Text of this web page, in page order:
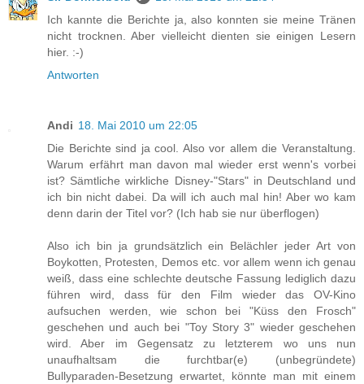
Ich kannte die Berichte ja, also konnten sie meine Tränen
nicht trocknen. Aber vielleicht dienten sie einigen Lesern
hier. :-)
Antworten
Andi 18. Mai 2010 um 22:05
Die Berichte sind ja cool. Also vor allem die Veranstaltung.
Warum erfährt man davon mal wieder erst wenn's vorbei
ist? Sämtliche wirkliche Disney-"Stars" in Deutschland und
ich bin nicht dabei. Da will ich auch mal hin! Aber wo kam
denn darin der Titel vor? (Ich hab sie nur überflogen)
Also ich bin ja grundsätzlich ein Belächler jeder Art von
Boykotten, Protesten, Demos etc. vor allem wenn ich genau
weiß, dass eine schlechte deutsche Fassung lediglich dazu
führen wird, dass für den Film wieder das OV-Kino
aufsuchen werden, wie schon bei "Küss den Frosch"
geschehen und auch bei "Toy Story 3" wieder geschehen
wird. Aber im Gegensatz zu letzterem wo uns nun
unaufhaltsam die furchtbar(e) (unbegründete)
Bullyparaden-Besetzung erwartet, könnte man mit einem